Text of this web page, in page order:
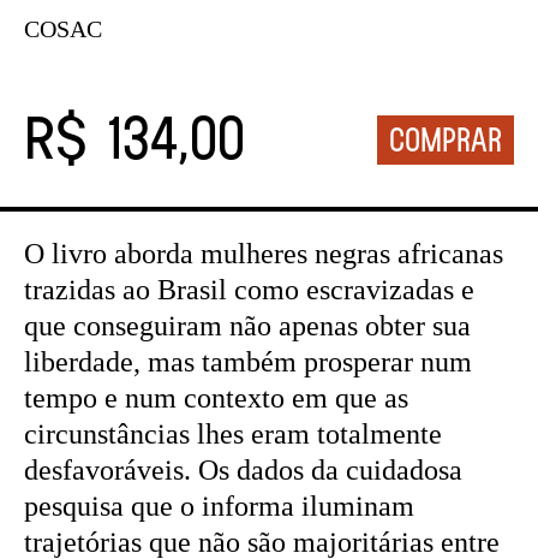
COSAC
R$ 134,00
O livro aborda mulheres negras africanas
trazidas ao Brasil como escravizadas e
que conseguiram não apenas obter sua
liberdade, mas também prosperar num
tempo e num contexto em que as
circunstâncias lhes eram totalmente
desfavoráveis. Os dados da cuidadosa
pesquisa que o informa iluminam
trajetórias que não são majoritárias entre